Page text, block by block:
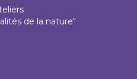
de la nature"